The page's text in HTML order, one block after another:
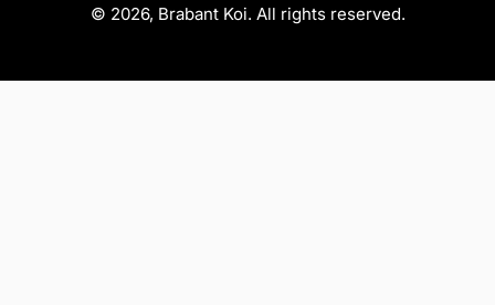
© 2026, Brabant Koi. All rights reserved.